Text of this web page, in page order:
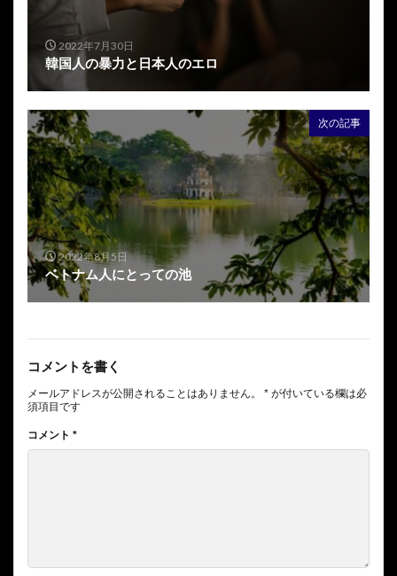
2022年7月30日
韓国人の暴力と日本人のエロ
次の記事
2022年8月5日
ベトナム人にとっての池
コメントを書く
メールアドレスが公開されることはありません。 * が付いている欄は必
須項目です
コメント *